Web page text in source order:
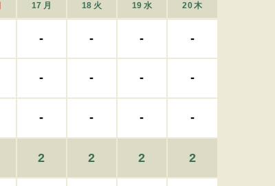
17 月 18 火 19 水 20木
- - - -
- - - -
- - - -
2 2 2 2